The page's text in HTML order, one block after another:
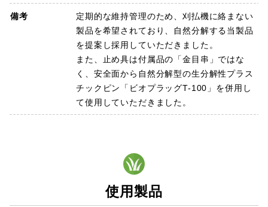
備考
定期的な維持管理のため、刈払機に絡まない
製品を希望されており、自然分解する当製品
を提案し採用していただきました。
また、止め具は付属品の「金目串」ではな
く、安全面から自然分解型の生分解性プラス
チックピン「ビオプラッグT-100」を併用し
て使用していただきました。
使用製品